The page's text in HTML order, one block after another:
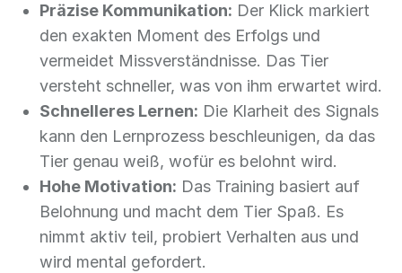
Präzise Kommunikation: Der Klick markiert
den exakten Moment des Erfolgs und
vermeidet Missverständnisse. Das Tier
versteht schneller, was von ihm erwartet wird.
Schnelleres Lernen: Die Klarheit des Signals
kann den Lernprozess beschleunigen, da das
Tier genau weiß, wofür es belohnt wird.
Hohe Motivation: Das Training basiert auf
Belohnung und macht dem Tier Spaß. Es
nimmt aktiv teil, probiert Verhalten aus und
wird mental gefordert.